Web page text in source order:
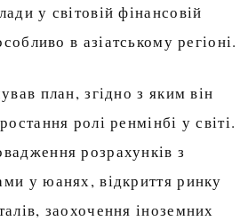
у світовій фінансовій
в азіатському регіоні.
план, згідно з яким він
ролі ренмінбі у світі.
розрахунків з
у юанях, відкриття ринку
заохочення іноземних